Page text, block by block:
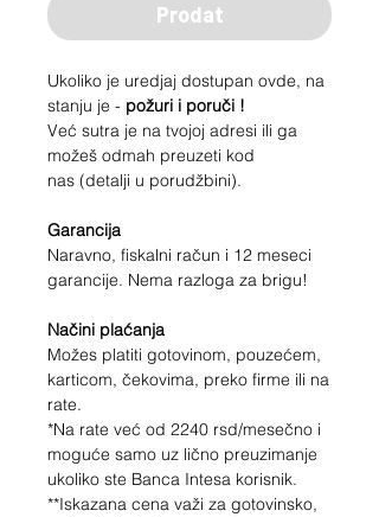
Prodat
Ukoliko je uredjaj dostupan ovde, na
stanju je - požuri i poruči !
Već sutra je na tvojoj adresi ili ga
možeš odmah preuzeti kod
nas (detalji u porudžbini).
Garancija
Naravno, fiskalni račun i 12 meseci
garancije. Nema razloga za brigu!
Načini plaćanja
Možes platiti gotovinom, pouzećem,
karticom, čekovima, preko firme ili na
rate.
*Na rate već od 2240 rsd/mesečno i
moguće samo uz lično preuzimanje
ukoliko ste Banca Intesa korisnik.
**Iskazana cena važi za gotovinsko,